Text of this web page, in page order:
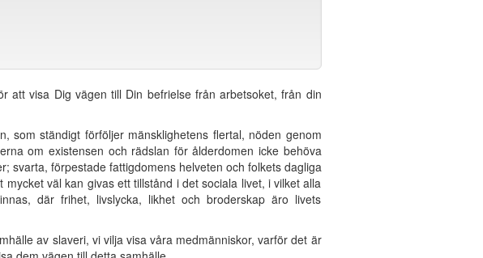
att visa Dig vägen till Din befrielse från arbetsoket, från din
som ständigt förföljer mänsklighetens flertal, nöden genom
om existensen och rädslan för ålderdomen icke behöva
svarta, förpestade fattigdomens helveten och folkets dagliga
väl kan givas ett tillstånd i det sociala livet, i vilket alla
där frihet, livslycka, likhet och broderskap äro livets
av slaveri, vi vilja visa våra medmänniskor, varför det är